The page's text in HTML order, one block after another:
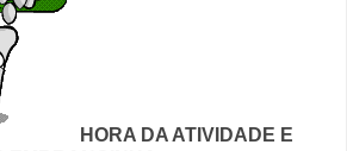
HORA DA ATIVIDADE E